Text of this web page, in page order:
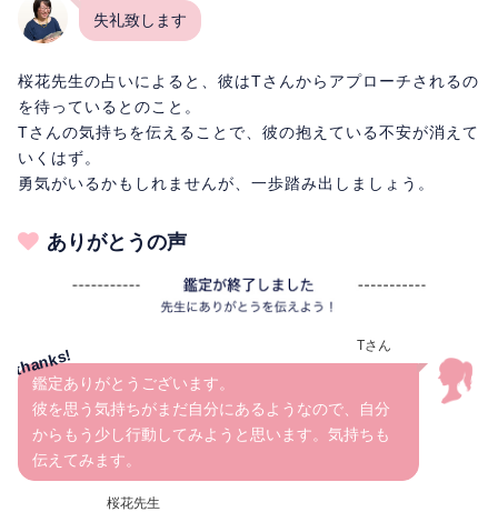
失礼致します
桜花先生の占いによると、彼はTさんからアプローチされるの
を待っているとのこと。
Tさんの気持ちを伝えることで、彼の抱えている不安が消えて
いくはず。
勇気がいるかもしれませんが、一歩踏み出しましょう。
ありがとうの声
Tさん
鑑定ありがとうございます。
彼を思う気持ちがまだ自分にあるようなので、自分
からもう少し行動してみようと思います。気持ちも
伝えてみます。
桜花先生